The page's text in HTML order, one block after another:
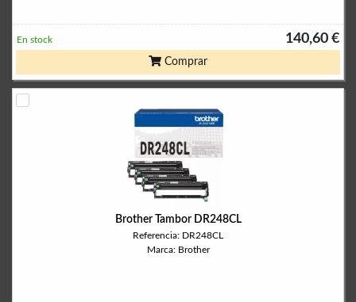
140,60 €
En stock
Comprar
Brother Tambor DR248CL
Referencia: DR248CL
Marca: Brother